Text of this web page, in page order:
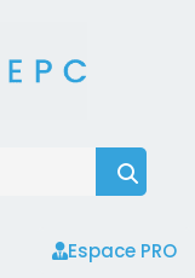
Espace PRO